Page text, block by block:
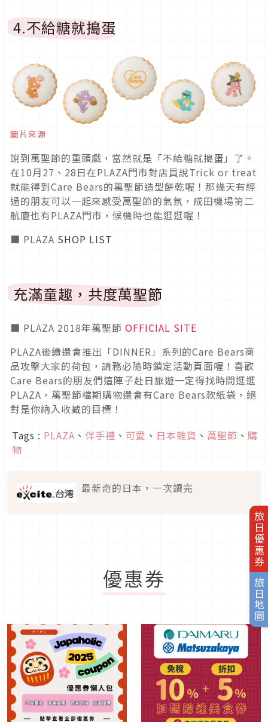
旅日優惠券
旅日地圖
4.不給糖就搗蛋
圖片來源
說到萬聖節的重頭戲，當然就是「不給糖就搗蛋」了。
在10月27、28日在PLAZA門市對店員說Trick or treat
就能得到Care Bears的萬聖節造型餅乾喔！那幾天有經
過的朋友可以一起來感受萬聖節的氣氛，成田機場第二
航廈也有PLAZA門市，候機時也能逛逛喔！
■ PLAZA SHOP LIST
充滿童趣，共度萬聖節
■ PLAZA 2018年萬聖節 OFFICIAL SITE
PLAZA後續還會推出「DINNER」系列的Care Bears商
品攻擊大家的荷包，請務必隨時鎖定活動頁面喔！喜歡
Care Bears的朋友們這陣子赴日旅遊一定得找時間逛逛
PLAZA，萬聖節檔期購物還會有Care Bears款紙袋，絕
對是你納入收藏的目標！
Tags : PLAZA 、 伴手禮 、 可愛 、 日本雜貨 、 萬聖節 、 購
物
最新奇的日本，一次讀完
優惠券